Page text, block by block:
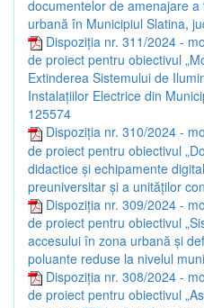
documentelor de amenajare
urbană în Municipiul Slatina,
Dispoziția nr. 311/2024 -
de proiect pentru obiectivul
Extinderea Sistemului de
Instalațiilor Electrice din
125574
Dispoziția nr. 310/2024 -
de proiect pentru obiectivul
didactice și echipamente
preuniversitar și a unităților
Dispoziția nr. 309/2024 -
de proiect pentru obiectivul
accesului în zona urbană și
poluante reduse la nivelul
Dispoziția nr. 308/2024 -
de proiect pentru obiectivul